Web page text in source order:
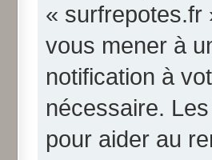
« surfrepotes.fr
vous mener à
notification à
nécessaire.
pour aider au